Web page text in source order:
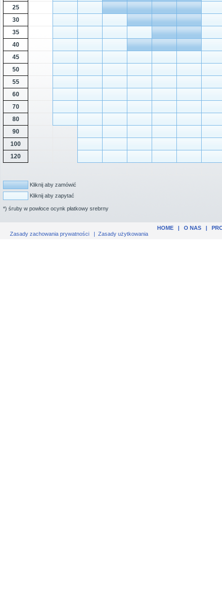
25
30
35
40
45
50
55
60
70
80
90
100
120
Kliknij aby zamówić
Kliknij aby zapytać
*) śruby w powłoce ocynk płatkowy srebrny
HOME| O NAS|
Zasady zachowania prywatności | Zasady użytkowania